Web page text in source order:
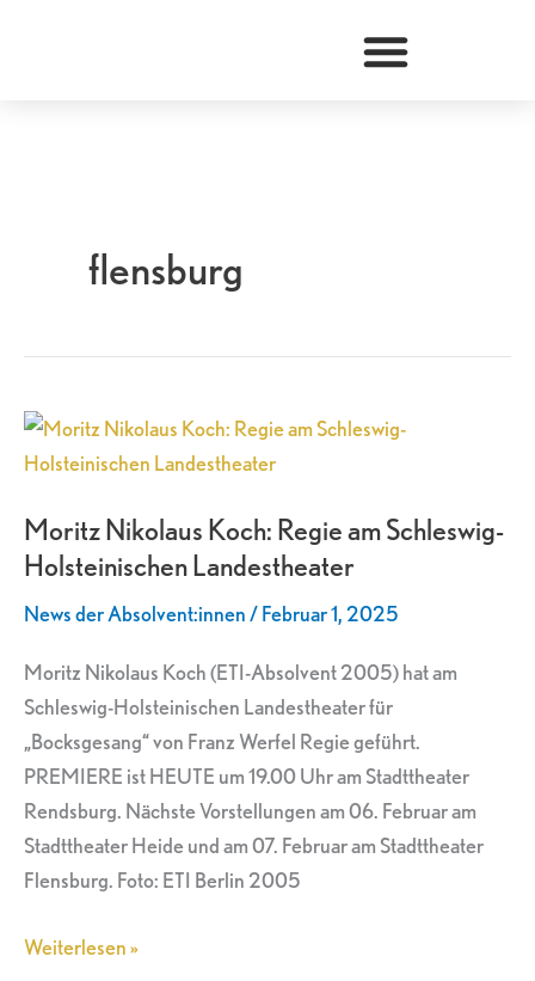
flensburg
Moritz Nikolaus Koch: Regie am Schleswig-
Holsteinischen Landestheater
News der Absolvent:innen/Februar 1, 2025
Moritz Nikolaus Koch (ETI-Absolvent 2005) hat am
Schleswig-Holsteinischen Landestheater für
„Bocksgesang“ von Franz Werfel Regie geführt.
PREMIERE ist HEUTE um 19.00 Uhr am Stadttheater
Rendsburg. Nächste Vorstellungen am 06. Februar am
Stadttheater Heide und am 07. Februar am Stadttheater
Flensburg. Foto: ETI Berlin 2005
Moritz
Nikolaus
Regie
am
Schleswig-
Landestheater
Weiterlesen »